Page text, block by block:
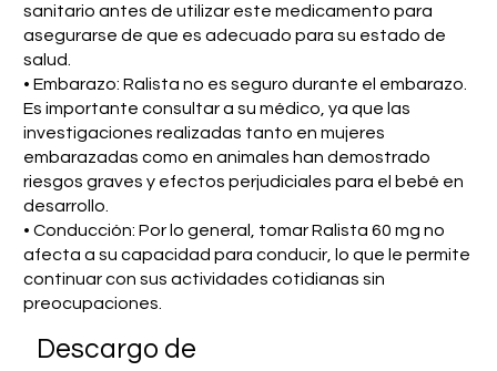
sanitario antes de utilizar este medicamento para
asegurarse de que es adecuado para su estado de
salud.
• Embarazo: Ralista no es seguro durante el embarazo.
Es importante consultar a su médico, ya que las
investigaciones realizadas tanto en mujeres
embarazadas como en animales han demostrado
riesgos graves y efectos perjudiciales para el bebé en
desarrollo.
• Conducción: Por lo general, tomar Ralista 60 mg no
afecta a su capacidad para conducir, lo que le permite
continuar con sus actividades cotidianas sin
preocupaciones.
​Descargo de